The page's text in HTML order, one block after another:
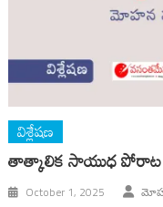
విశ్లేషణ
తాత్కాలిక సాయుధ పోరాట
October 1, 2025